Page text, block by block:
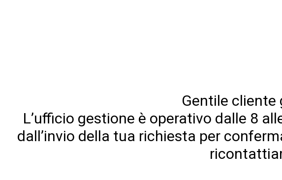
Gentile cliente
L’ufficio gestione è operativo dalle 8
dall’invio della tua richiesta per